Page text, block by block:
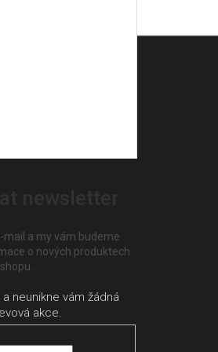
mail a my vám budeme
o nových produktech